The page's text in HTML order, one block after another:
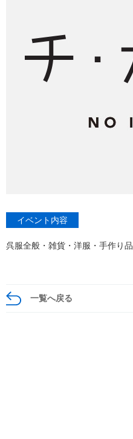
イベント内容
呉服全般・雑貨・洋服・手作り品
一覧へ戻る